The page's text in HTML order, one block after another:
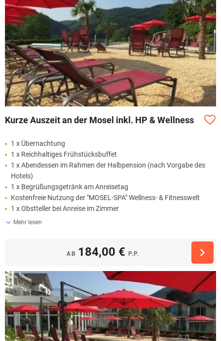
Kurze Auszeit an der Mosel inkl. HP & Wellness
1 x Übernachtung
1 x Reichhaltiges Frühstücksbuffet
1 x Abendessen im Rahmen der Halbpension (nach Vorgabe des
Hotels)
1 x Begrüßungsgetränk am Anreisetag
Kostenfreie Nutzung der "MOSEL-SPA" Wellness- & Fitnesswelt
1 x Obstteller bei Anreise im Zimmer
Mehr lesen
AB 184,00 € P.P.